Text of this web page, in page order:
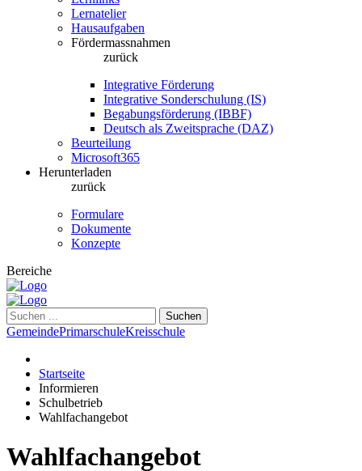
Lernatelier
Hausaufgaben
Fördermassnahmen
zurück
Integrative Förderung
Integrative Sonderschulung (IS)
Begabungsförderung (IBBF)
Deutsch als Zweitsprache (DAZ)
Beurteilung
Microsoft365
Herunterladen
zurück
Formulare
Dokumente
Konzepte
Bereiche
Suchen
GemeindePrimarschuleKreisschule
Startseite
Informieren
Schulbetrieb
Wahlfachangebot
Wahlfachangebot